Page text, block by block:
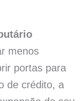
menos
portas para
de crédito, a